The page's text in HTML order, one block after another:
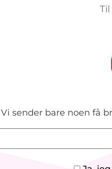
Vi sender bare noen få